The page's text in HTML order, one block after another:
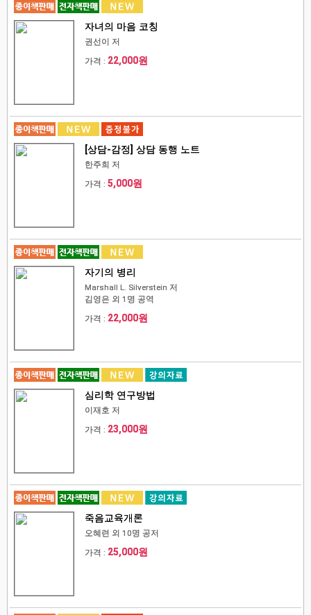
자녀의 마음 코칭
권선이 저
가격 : 22,000원
[상담-감정] 상담 동행 노트
한주희 저
가격 : 5,000원
자기의 병리
Marshall L. Silverstein 저
김영은 외 1명 공역
가격 : 22,000원
심리학 연구방법
이재호 저
가격 : 23,000원
죽음교육개론
오혜련 외 10명 공저
가격 : 25,000원